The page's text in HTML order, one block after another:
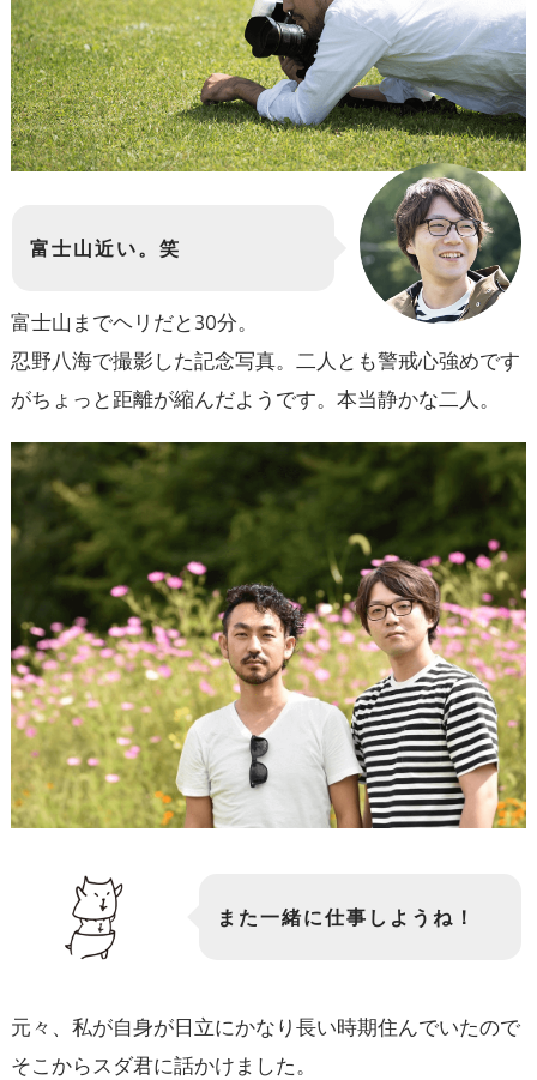
富士山近い。笑
富士山までヘリだと30分。
忍野八海で撮影した記念写真。二人とも警戒心強めです
がちょっと距離が縮んだようです。本当静かな二人。
また一緒に仕事しようね！
元々、私が自身が日立にかなり長い時期住んでいたので
そこからスダ君に話かけました。